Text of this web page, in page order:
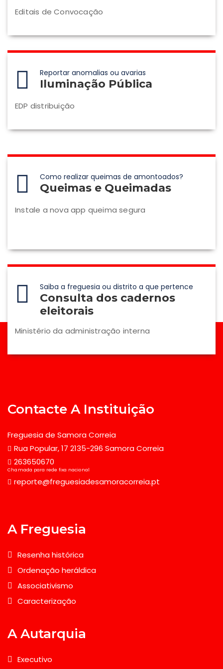
Editais de Convocação
Reportar anomalias ou avarias
Iluminação Pública
EDP distribuição
Como realizar queimas de amontoados?
Queimas e Queimadas
Instale a nova app queima segura
Saiba a freguesia ou distrito a que pertence
Consulta dos cadernos
eleitorais
Ministério da administração interna
Contacte A Instituição
Freguesia de Samora Correia
Rua Popular, 17 2135-296 Samora Correia
263650670
Chamada para rede fixa nacional
reporte@freguesiadesamoracorreia.pt
A Freguesia
Resenha histórica
Ordenação heráldica
Associativismo
Caracterização
A Autarquia
Executivo